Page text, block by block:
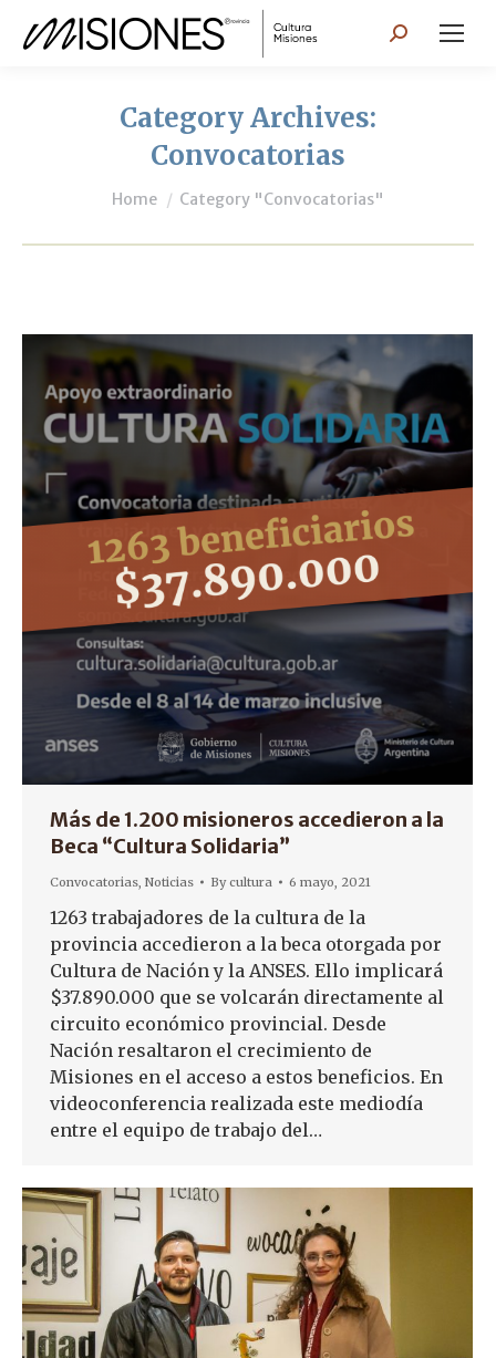
Search:
Category Archives:
Convocatorias
You are here:
Home Category "Convocatorias"
Más de 1.200 misioneros accedieron a la
Beca “Cultura Solidaria”
Convocatorias, Noticias Bycultura 6 mayo, 2021
1263 trabajadores de la cultura de la
provincia accedieron a la beca otorgada por
Cultura de Nación y la ANSES. Ello implicará
$37.890.000 que se volcarán directamente al
circuito económico provincial. Desde
Nación resaltaron el crecimiento de
Misiones en el acceso a estos beneficios. En
videoconferencia realizada este mediodía
entre el equipo de trabajo del…